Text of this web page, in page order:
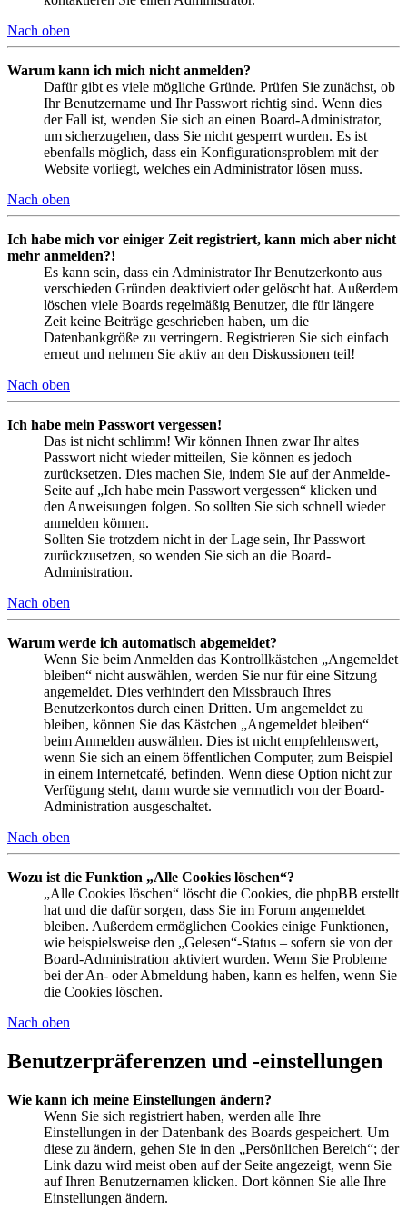
Nach oben
Warum kann ich mich nicht anmelden?
Dafür gibt es viele mögliche Gründe. Prüfen Sie zunächst, ob
Ihr Benutzername und Ihr Passwort richtig sind. Wenn dies
der Fall ist, wenden Sie sich an einen Board-Administrator,
um sicherzugehen, dass Sie nicht gesperrt wurden. Es ist
ebenfalls möglich, dass ein Konfigurationsproblem mit der
Website vorliegt, welches ein Administrator lösen muss.
Nach oben
Ich habe mich vor einiger Zeit registriert, kann mich aber nicht
mehr anmelden?!
Es kann sein, dass ein Administrator Ihr Benutzerkonto aus
verschieden Gründen deaktiviert oder gelöscht hat. Außerdem
löschen viele Boards regelmäßig Benutzer, die für längere
Zeit keine Beiträge geschrieben haben, um die
Datenbankgröße zu verringern. Registrieren Sie sich einfach
erneut und nehmen Sie aktiv an den Diskussionen teil!
Nach oben
Ich habe mein Passwort vergessen!
Das ist nicht schlimm! Wir können Ihnen zwar Ihr altes
Passwort nicht wieder mitteilen, Sie können es jedoch
zurücksetzen. Dies machen Sie, indem Sie auf der Anmelde-
Seite auf „Ich habe mein Passwort vergessen“ klicken und
den Anweisungen folgen. So sollten Sie sich schnell wieder
anmelden können.
Sollten Sie trotzdem nicht in der Lage sein, Ihr Passwort
zurückzusetzen, so wenden Sie sich an die Board-
Administration.
Nach oben
Warum werde ich automatisch abgemeldet?
Wenn Sie beim Anmelden das Kontrollkästchen „Angemeldet
bleiben“ nicht auswählen, werden Sie nur für eine Sitzung
angemeldet. Dies verhindert den Missbrauch Ihres
Benutzerkontos durch einen Dritten. Um angemeldet zu
bleiben, können Sie das Kästchen „Angemeldet bleiben“
beim Anmelden auswählen. Dies ist nicht empfehlenswert,
wenn Sie sich an einem öffentlichen Computer, zum Beispiel
in einem Internetcafé, befinden. Wenn diese Option nicht zur
Verfügung steht, dann wurde sie vermutlich von der Board-
Administration ausgeschaltet.
Nach oben
Wozu ist die Funktion „Alle Cookies löschen“?
„Alle Cookies löschen“ löscht die Cookies, die phpBB erstellt
hat und die dafür sorgen, dass Sie im Forum angemeldet
bleiben. Außerdem ermöglichen Cookies einige Funktionen,
wie beispielsweise den „Gelesen“-Status – sofern sie von der
Board-Administration aktiviert wurden. Wenn Sie Probleme
bei der An- oder Abmeldung haben, kann es helfen, wenn Sie
die Cookies löschen.
Nach oben
Benutzerpräferenzen und -einstellungen
Wie kann ich meine Einstellungen ändern?
Wenn Sie sich registriert haben, werden alle Ihre
Einstellungen in der Datenbank des Boards gespeichert. Um
diese zu ändern, gehen Sie in den „Persönlichen Bereich“; der
Link dazu wird meist oben auf der Seite angezeigt, wenn Sie
auf Ihren Benutzernamen klicken. Dort können Sie alle Ihre
Einstellungen ändern.